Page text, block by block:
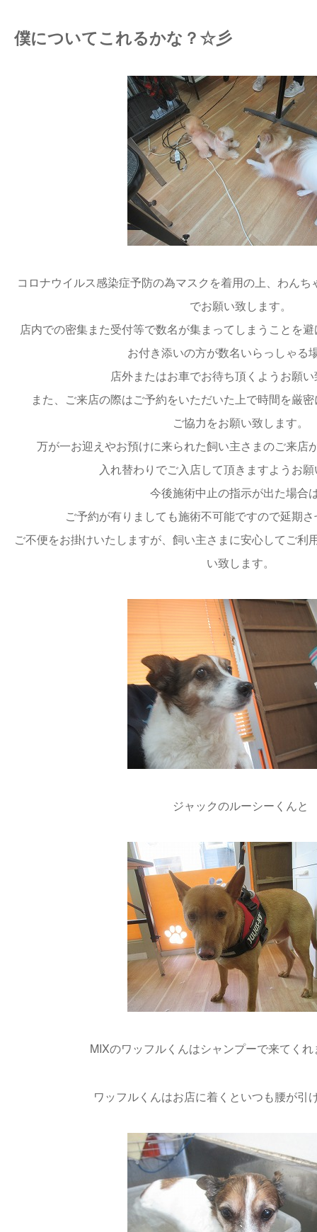
僕についてこれるかな？☆彡
コロナウイルス感染症予防の為マスクを着用の上、わん
でお願い致します。
店内での密集また受付等で数名が集まってしまうことを
お付き添いの方が数名いらっしゃる
店外またはお車でお待ち頂くようお願
また、ご来店の際はご予約をいただいた上で時間を厳
ご協力をお願い致します。
万が一お迎えやお預けに来られた飼い主さまのご来店
入れ替わりでご入店して頂きますようお
今後施術中止の指示が出た場合
ご予約が有りましても施術不可能ですので延期
ご不便をお掛けいたしますが、飼い主さまに安心してご利
い致します。
ジャックのルーシーくんと
MIXのワッフルくんはシャンプーで来てく
ワッフルくんはお店に着くといつも腰が引